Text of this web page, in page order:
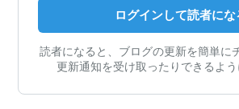
ログインして読者にな
読者になると、ブログの更新を簡単に
更新通知を受け取ったりできるよう